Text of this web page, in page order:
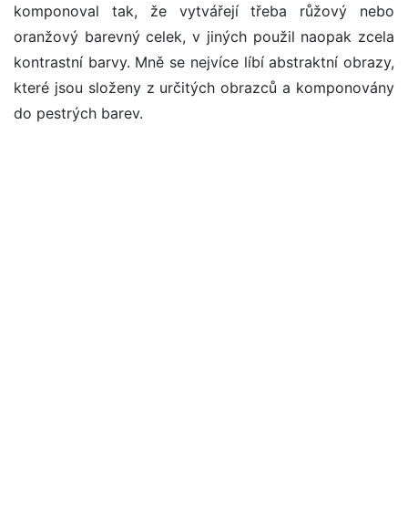
komponoval tak, že vytvářejí třeba růžový nebo
oranžový barevný celek, v jiných použil naopak zcela
kontrastní barvy. Mně se nejvíce líbí abstraktní obrazy,
které jsou složeny z určitých obrazců a komponovány
do pestrých barev.